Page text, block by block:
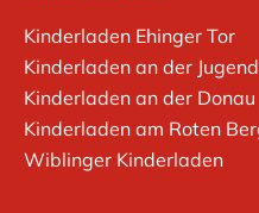
Kinderladen Ehinger Tor
Kinderladen an der
Kinderladen an der Donau
Kinderladen am Roten
Wiblinger Kinderladen